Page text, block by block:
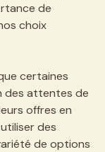
de
choix
certaines
des attentes de
offres en
des
de options